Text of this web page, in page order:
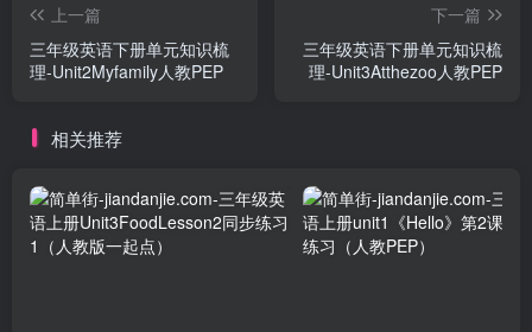
上一篇
三年级英语下册单元知识梳
理-Unit2Myfamily人教PEP
下一篇
三年级英语下册单元知识梳
理-Unit3Atthezoo人教PEP
相关推荐